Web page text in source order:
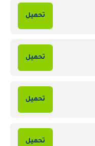
تحميل
تحميل
تحميل
تحميل